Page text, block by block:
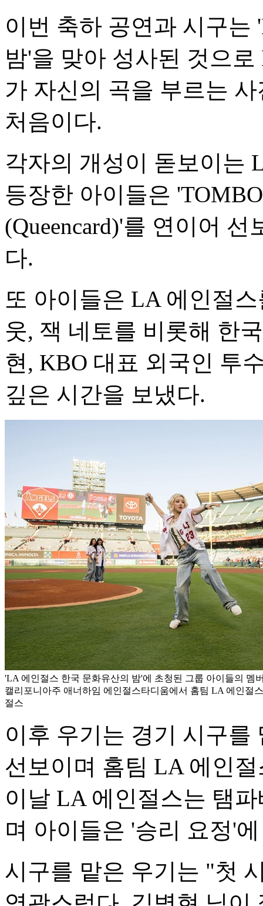
이번 축하 공연과 시구
밤'을 맞아 성사된 것으
가 자신의 곡을 부르는
처음이다.
각자의 개성이 돋보이는
등장한 아이들은
(Queencard)'를 연이어
다.
또 아이들은 LA 에인절
웃, 잭 네토를 비롯해 한
현, KBO 대표 외국인 투
깊은 시간을 보냈다.
'LA 에인절스 한국 문화유산의 밤'에 초청된 그룹 아이들의 멤
캘리포니아주 애너하임 에인절스타디움에서 홈팀 LA 에인절
절스
이후 우기는 경기 시구를
선보이며 홈팀 LA 에인
이날 LA 에인절스는 탬
며 아이들은 '승리 요정'
시구를 맡은 우기는 "첫